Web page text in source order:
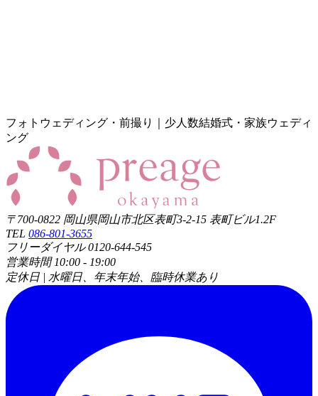
フォトウェディング・前撮り｜少人数結婚式・家族ウェディ
ング
〒700-0822 岡山県岡山市北区表町3-2-15 表町ビル1.2F
TEL 086-801-3655
フリーダイヤル 0120-644-545
営業時間 10:00 - 19:00
定休日 | 水曜日、年末年始、臨時休業あり